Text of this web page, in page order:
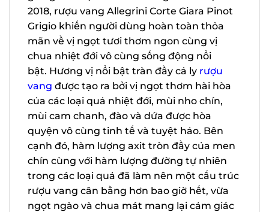
2018, rượu vang Allegrini Corte Giara
Pinot Grigio khiến người dùng hoàn toàn
thỏa mãn về vị ngọt tươi thơm ngon cùng
vị chua nhiệt đới vô cùng sống động nổi
bật. Hương vị nổi bật tràn đầy cả ly rượu
vang được tạo ra bởi vị ngọt thơm hài hòa
của các loại quả nhiệt đới, mùi nho chín,
mùi cam chanh, đào và dứa được hòa
quyện vô cùng tinh tế và tuyệt hảo. Bên
cạnh đó, hàm lượng axit tròn đầy của
men chín cùng với hàm lượng đường tự
nhiên trong các loại quả đã làm nên một
cấu trúc rượu vang cân bằng hơn bao giờ
hết, vừa ngọt ngào và chua mát mang lại